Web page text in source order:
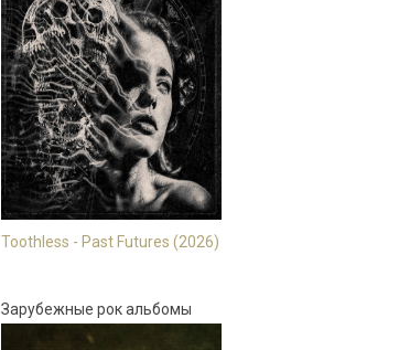
Toothless - Past Futures (2026)
Зарубежные рок альбомы